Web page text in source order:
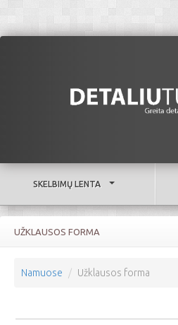
SKELBIMŲ LENTA
UŽKLAUSOS FORMA
Namuose Užklausos forma